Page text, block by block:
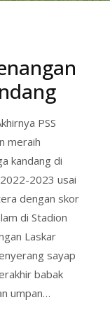
PSS
meraih
kandang di
2023 usai
dengan skor
di Stadion
Laskar
sayap
babak
umpan…